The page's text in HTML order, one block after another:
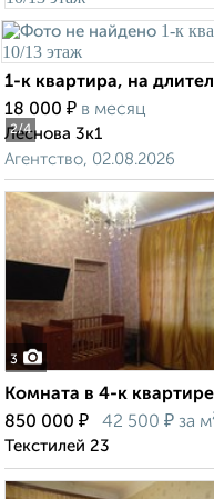
2/4
1-к квартира, на
18 000 ₽ в месяц
Леснова 3к1
Агентство, 02.08.2026
3
Комната в 4-к
850 000 ₽ 42 500 ₽ за
Текстилей 23